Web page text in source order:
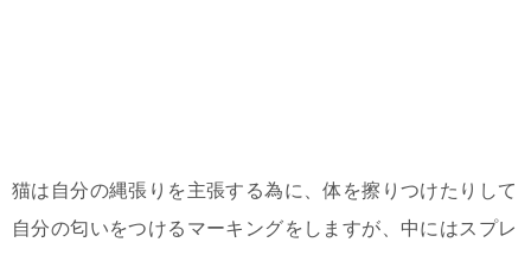
猫は自分の縄張りを主張する為に、体を擦りつけたりして
自分の匂いをつけるマーキングをしますが、中にはスプレ